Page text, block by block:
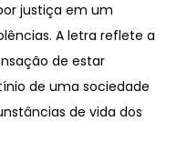
justiça em um
A letra reflete a
de estar
de uma sociedade
de vida dos